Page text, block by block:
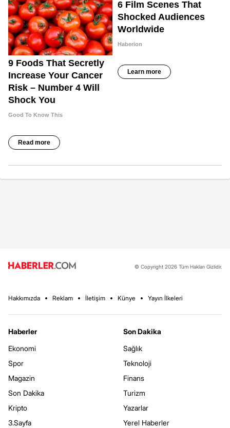
© Copyright 2026 Tüm Hakları Gizlidir.
Hakkımızda Reklam İletişim Künye Yayın İlkeleri
Haberler
Ekonomi
Spor
Magazin
Son Dakika
Kripto
3.Sayfa
Son Dakika
Sağlık
Teknoloji
Finans
Turizm
Yazarlar
Yerel Haberler